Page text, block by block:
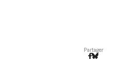
Partager